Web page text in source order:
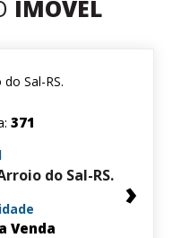
IMÓVEL
›
371
do Sal-RS.
Venda